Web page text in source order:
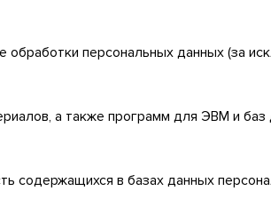
персональных данных (за
а также программ для ЭВМ и
содержащихся в базах данных